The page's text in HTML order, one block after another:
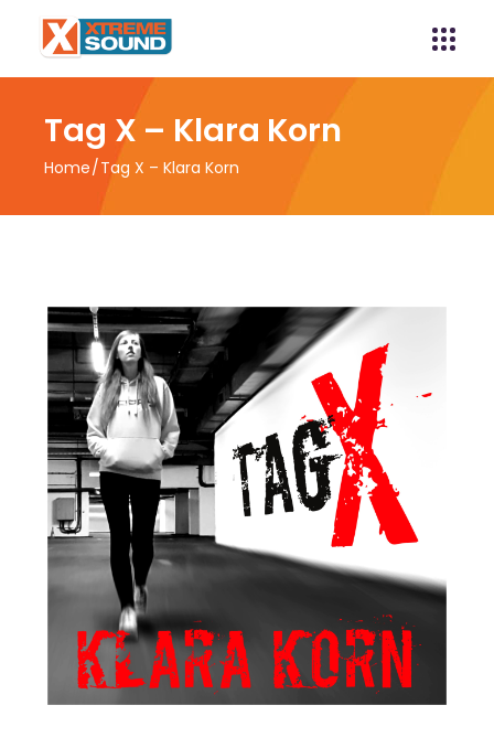
Tag X – Klara Korn
Home Tag X – Klara Korn